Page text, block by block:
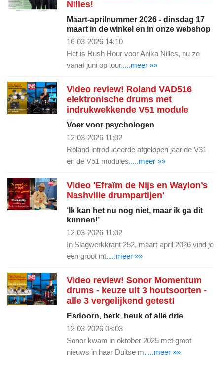
Nilles!
Maart-aprilnummer 2026 - dinsdag 17
maart in de winkel en in onze webshop
16-03-2026 14:10
Het is Rush Hour voor Anika Nilles, nu ze
vanaf juni op tour.....meer »»
Video review! Roland VAD516
elektronische drums met
indrukwekkende V51 module
Voer voor psychologen
12-03-2026 11:02
Roland introduceerde afgelopen jaar de V31
en de V51 modules.....meer »»
Video 'Efraïm de Nijs en Waylon’s
Nashville drumpartijen'
‘Ik kan het nu nog niet, maar ik ga dit
kunnen!’
12-03-2026 11:02
In Slagwerkkrant 252, maart-april 2026 vind je
een groot int.....meer »»
Video review! Sonor Momentum
drums - keuze uit 3 houtsoorten -
alle 3 vergelijkend getest!
Esdoorn, berk, beuk of alle drie
12-03-2026 08:03
Sonor kwam in oktober 2025 met groot
nieuws in haar Duitse m.....meer »»